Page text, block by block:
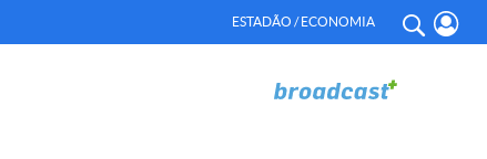
ESTADÃO / ECONOMIA